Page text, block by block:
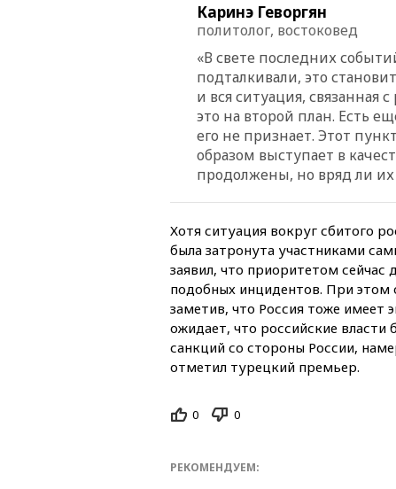
Каринэ Геворгян
политолог, востоковед
«В свете последних
подталкивали, это
и вся ситуация, связанная
это на второй план. Есть
его не признает. Этот
образом выступает в
продолжены, но вряд ли их
Хотя ситуация вокруг сбитого
была затронута участниками
заявил, что приоритетом
подобных инцидентов. При этом
заметив, что Россия тоже имеет
ожидает, что российские власти
санкций со стороны России,
отметил турецкий премьер.
0 0
РЕКОМЕНДУЕМ: